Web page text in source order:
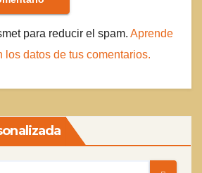
para reducir el spam. Aprende
los datos de tus comentarios.